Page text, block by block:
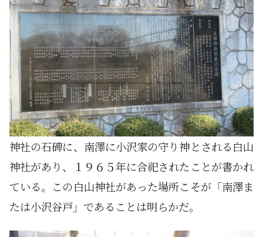
神社の石碑に、南澤に小沢家の守り神とされる白山
神社があり、１９６５年に合祀されたことが書かれ
ている。この白山神社があった場所こそが「南澤ま
たは小沢谷戸」であることは明らかだ。